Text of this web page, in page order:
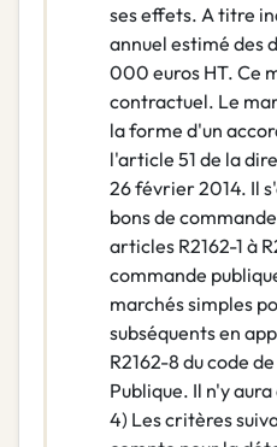
ses effets. A titre
annuel estimé des
000 euros HT. Ce
contractuel. Le
la forme d'un
l'article 51 de la
26 février 2014. Il
bons de
articles R2162-1 à
commande
marchés simples
subséquents en
R2162-8 du code
Publique. Il n'y
4) Les critères